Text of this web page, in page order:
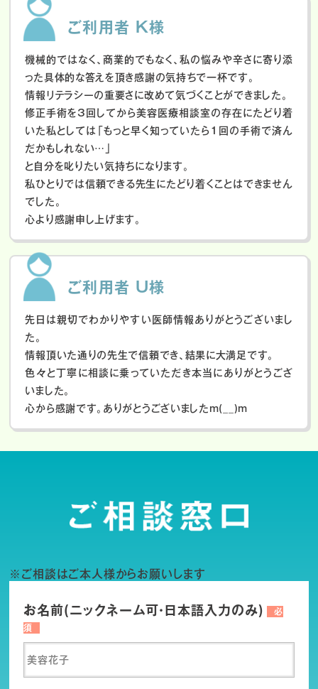
ご利用者 K様
機械的ではなく、商業的でもなく、私の悩みや辛さに寄り添
った具体的な答えを頂き感謝の気持ちで一杯です。
情報リテラシーの重要さに改めて気づくことができました。
修正手術を3回してから美容医療相談室の存在にたどり着
いた私としては「もっと早く知っていたら1回の手術で済ん
だかもしれない…」
と自分を叱りたい気持ちになります。
私ひとりでは信頼できる先生にたどり着くことはできません
でした。
心より感謝申し上げます。
ご利用者 U様
先日は親切でわかりやすい医師情報ありがとうございまし
た。
情報頂いた通りの先生で信頼でき、結果に大満足です。
色々と丁寧に相談に乗っていただき本当にありがとうござ
いました。
心から感謝です。ありがとうございましたm(__)m
※ご相談はご本人様からお願いします
お名前(ニックネーム可・日本語入力のみ)
必
須